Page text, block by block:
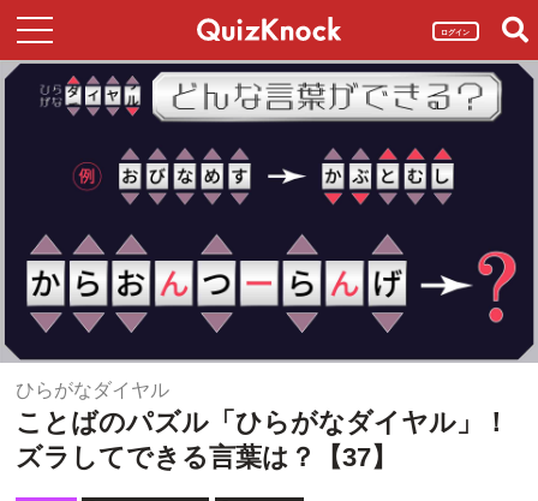
ログイン
ひらがなダイヤル
ことばのパズル「ひらがなダイヤル」！
ズラしてできる言葉は？【37】